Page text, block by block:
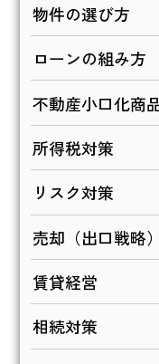
物件の選び方
ローンの組み方
不動産小口化商
所得税対策
リスク対策
売却（出口戦略）
賃貸経営
相続対策